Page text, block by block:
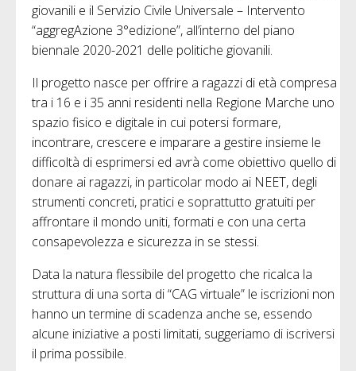
giovanili e il Servizio Civile Universale – Intervento
“aggregAzione 3°edizione”, all’interno del piano
biennale 2020-2021 delle politiche giovanili.
Il progetto nasce per offrire a ragazzi di età compresa
tra i 16 e i 35 anni residenti nella Regione Marche uno
spazio fisico e digitale in cui potersi formare,
incontrare, crescere e imparare a gestire insieme le
difficoltà di esprimersi ed avrà come obiettivo quello di
donare ai ragazzi, in particolar modo ai NEET, degli
strumenti concreti, pratici e soprattutto gratuiti per
affrontare il mondo uniti, formati e con una certa
consapevolezza e sicurezza in se stessi.
Data la natura flessibile del progetto che ricalca la
struttura di una sorta di “CAG virtuale” le iscrizioni non
hanno un termine di scadenza anche se, essendo
alcune iniziative a posti limitati, suggeriamo di iscriversi
il prima possibile.